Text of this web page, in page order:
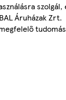
szolgál,
Áruházak Zrt.